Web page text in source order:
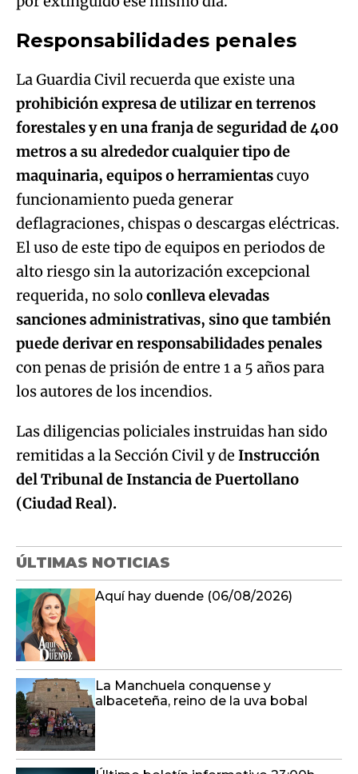
forestales y en una franja de seguridad de 400
metros a su alrededor cualquier tipo de
maquinaria, equipos o herramientascuyo
funcionamiento pueda generar
deflagraciones, chispas o descargas eléctricas.
El uso de este tipo de equipos en periodos de
alto riesgo sin la autorización excepcional
requerida, no soloconlleva elevadas
sanciones administrativas, sino que también
puede derivar en responsabilidades penales
con penas de prisión de entre 1 a 5 años para
los autores de los incendios.
Las diligencias policiales instruidas han sido
remitidas a la Sección Civil y deInstrucción
del Tribunal de Instancia de Puertollano
(Ciudad Real).
ÚLTIMAS NOTICIAS
Aquí hay duende (06/08/2026)
La Manchuela conquense y
Último boletín informativo 23:00h
06/08/2026